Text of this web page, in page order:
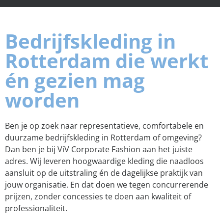
Bedrijfskleding in
Rotterdam die werkt
én gezien mag
worden
Ben je op zoek naar representatieve, comfortabele en
duurzame bedrijfskleding in Rotterdam of omgeving?
Dan ben je bij ViV Corporate Fashion aan het juiste
adres. Wij leveren hoogwaardige kleding die naadloos
aansluit op de uitstraling én de dagelijkse praktijk van
jouw organisatie. En dat doen we tegen concurrerende
prijzen, zonder concessies te doen aan kwaliteit of
professionaliteit.